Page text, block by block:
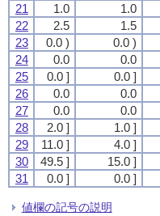
21
1.0 1.0
22
2.5 1.5
23
0.0 ) 0.0 )
24
0.0 0.0
25
0.0 ] 0.0 ]
26
0.0 0.0
27
0.0 0.0
28
2.0 ] 1.0 ]
29
11.0 ] 4.0 ]
30
49.5 ] 15.0 ]
31
0.0 ] 0.0 ]
値欄の記号の説明